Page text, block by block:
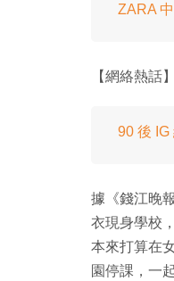
ZARA
【網絡熱話】
90 後 IG
據《錢江晚
衣現身學校
本來打算在
園停課，一